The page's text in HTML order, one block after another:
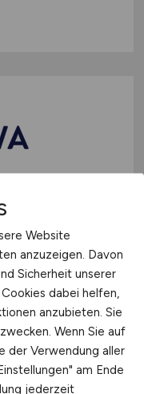
Website
anzuzeigen. Davon
Sicherheit unserer
dabei helfen,
anzubieten. Sie
Wenn Sie auf
der Verwendung aller
am Ende
jederzeit